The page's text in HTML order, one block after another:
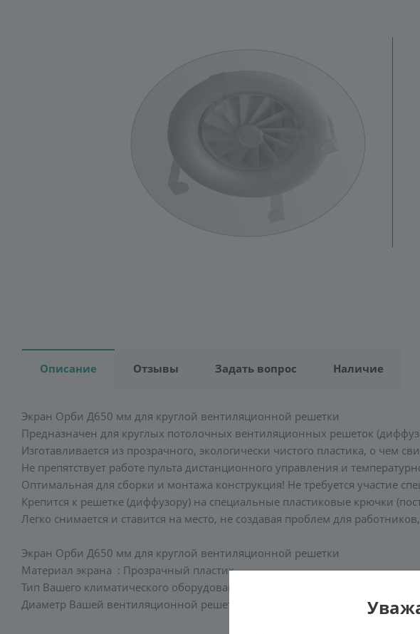
Описание Отзывы Задать вопрос Наличие
Экран Орби Д650 мм для круглой вентиляционной решетки
Предназначен для круглых потолочных вентиляционных решеток
Изготавливается из прозрачного, экологически чистого пластика, о чем
Не препятствует работе пульта дистанционного управления и
Оптимальная для сборки и монтажа конструкция! Не требуется участие
Крепится к решетке (диффузору) на специальные пластиковые крючки
Легко снимается и ставится на место, не создавая проблем для
Экран Орби Д650 мм для круглой вентиляционной решетки
Материал экрана : Прозрачный пластик
Тип Вашего климатического оборудования: Вентиляционная решетка
Диаметр Вашей вентиляционной решетки (диффузора): от 630 мм до 670